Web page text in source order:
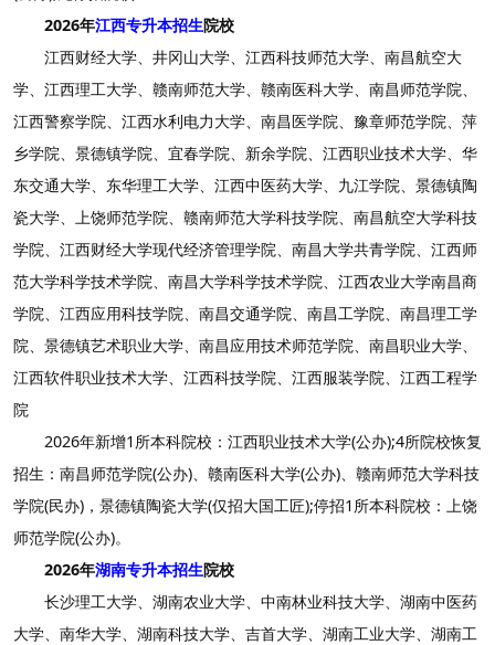
2026年江西专升本招生院校
江西财经大学、井冈山大学、江西科技师范大学、南昌航空大
学、江西理工大学、赣南师范大学、赣南医科大学、南昌师范学院、
江西警察学院、江西水利电力大学、南昌医学院、豫章师范学院、萍
乡学院、景德镇学院、宜春学院、新余学院、江西职业技术大学、华
东交通大学、东华理工大学、江西中医药大学、九江学院、景德镇陶
瓷大学、上饶师范学院、赣南师范大学科技学院、南昌航空大学科技
学院、江西财经大学现代经济管理学院、南昌大学共青学院、江西师
范大学科学技术学院、南昌大学科学技术学院、江西农业大学南昌商
学院、江西应用科技学院、南昌交通学院、南昌工学院、南昌理工学
院、景德镇艺术职业大学、南昌应用技术师范学院、南昌职业大学、
江西软件职业技术大学、江西科技学院、江西服装学院、江西工程学
院
2026年新增1所本科院校：江西职业技术大学(公办);4所院校恢复
招生：南昌师范学院(公办)、赣南医科大学(公办)、赣南师范大学科技
学院(民办)，景德镇陶瓷大学(仅招大国工匠);停招1所本科院校：上饶
师范学院(公办)。
2026年湖南专升本招生院校
长沙理工大学、湖南农业大学、中南林业科技大学、湖南中医药
大学、南华大学、湖南科技大学、吉首大学、湖南工业大学、湖南工